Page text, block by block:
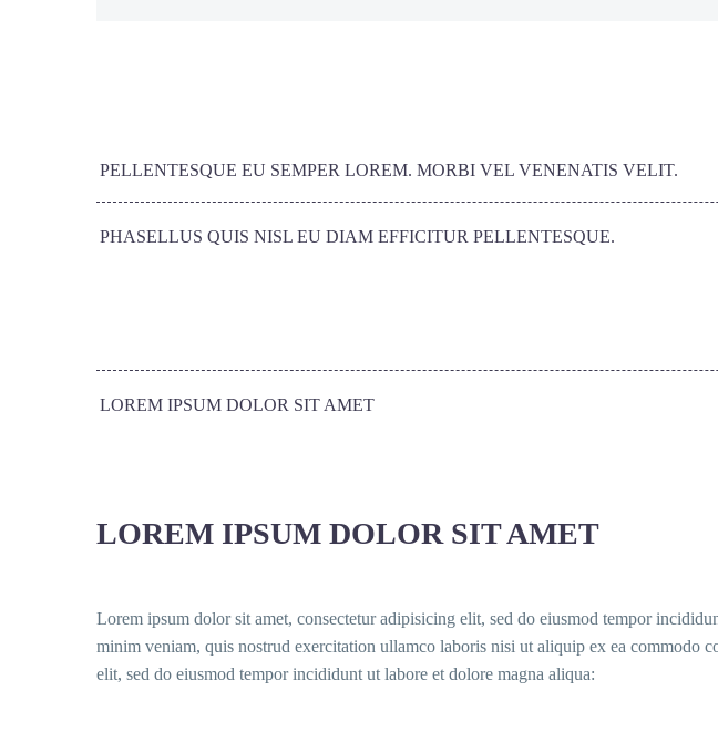
PELLENTESQUE EU SEMPER LOREM. MORBI VEL VENENATIS VELIT.
PHASELLUS QUIS NISL EU DIAM EFFICITUR PELLENTESQUE.
LOREM IPSUM DOLOR SIT AMET
LOREM IPSUM DOLOR SIT AMET
Lorem ipsum dolor sit amet, consectetur adipisicing elit, sed do eiusmod tempor
minim veniam, quis nostrud exercitation ullamco laboris nisi ut aliquip ex ea commodo
elit, sed do eiusmod tempor incididunt ut labore et dolore magna aliqua: